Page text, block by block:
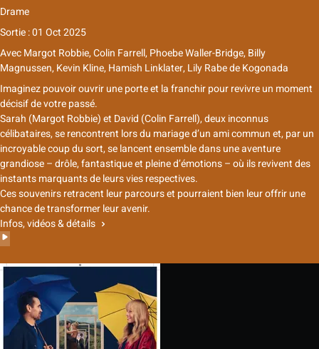
Drame
Sortie : 01 Oct 2025
AvecMargot Robbie, Colin Farrell, Phoebe Waller-Bridge, Billy
Magnussen, Kevin Kline, Hamish Linklater, Lily RabedeKogonada
Imaginez pouvoir ouvrir une porte et la franchir pour revivre un moment
décisif de votre passé.
Sarah (Margot Robbie) et David (Colin Farrell), deux inconnus
célibataires, se rencontrent lors du mariage d’un ami commun et, par un
incroyable coup du sort, se lancent ensemble dans une aventure
grandiose – drôle, fantastique et pleine d’émotions – où ils revivent des
instants marquants de leurs vies respectives.
Ces souvenirs retracent leur parcours et pourraient bien leur offrir une
chance de transformer leur avenir.
Infos, vidéos & détails